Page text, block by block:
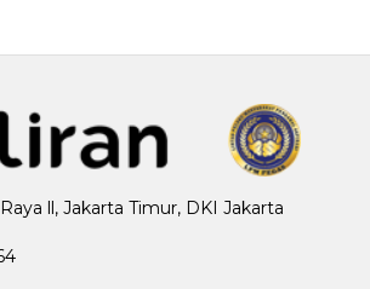
ll, Jakarta Timur, DKI Jakarta